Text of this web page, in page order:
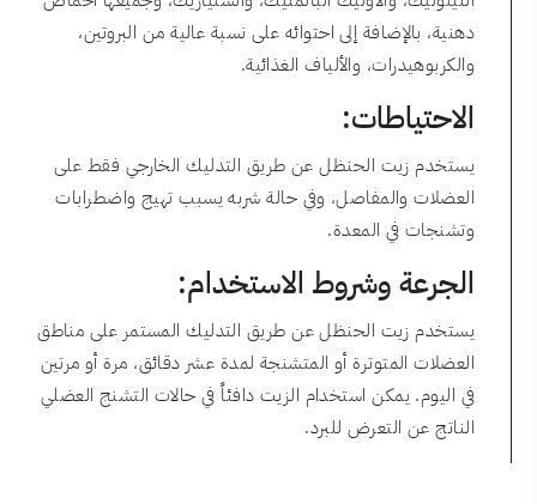
دهنية، بالإضافة إلى احتوائه على نسبة عالية من البروتين،
والكربوهيدرات، والألياف الغذائية.
الاحتياطات:
يستخدم زيت الحنظل عن طريق التدليك الخارجي فقط على
العضلات والمفاصل، وفي حالة شربه يسبب تهيج واضطرابات
وتشنجات في المعدة.
الجرعة وشروط الاستخدام:
يستخدم زيت الحنظل عن طريق التدليك المستمر على مناطق
العضلات المتوترة أو المتشنجة لمدة عشر دقائق، مرة أو مرتين
في اليوم. يمكن استخدام الزيت دافئاً في حالات التشنج العضلي
الناتج عن التعرض للبرد.